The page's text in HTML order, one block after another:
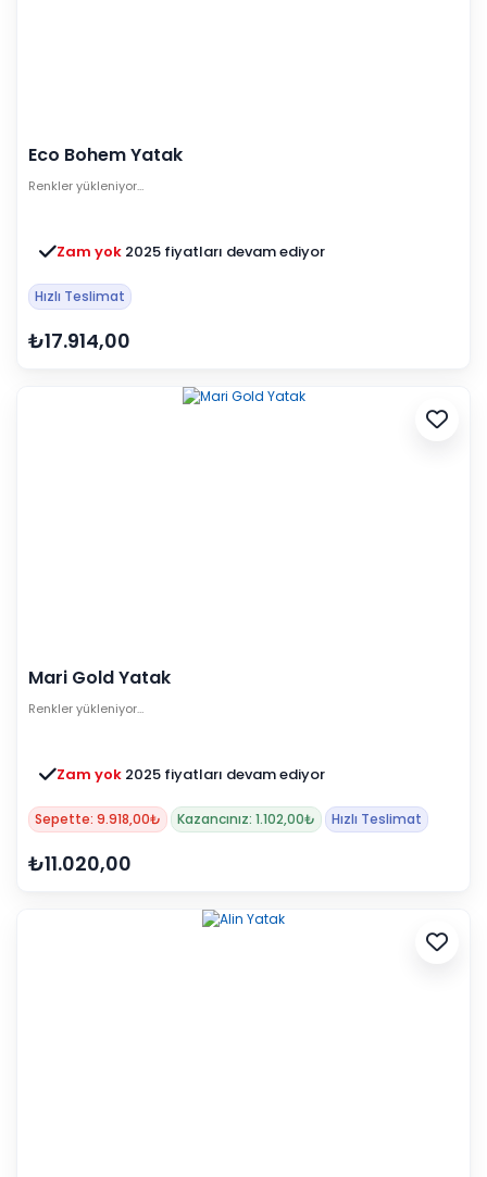
Eco Bohem Yatak
Renkler yükleniyor…
Zam yok 2025 fiyatları devam ediyor
Hızlı Teslimat
₺17.914,00
Mari Gold Yatak
Renkler yükleniyor…
Zam yok 2025 fiyatları devam ediyor
Sepette: 9.918,00₺ Kazancınız: 1.102,00₺ Hızlı Teslimat
₺11.020,00